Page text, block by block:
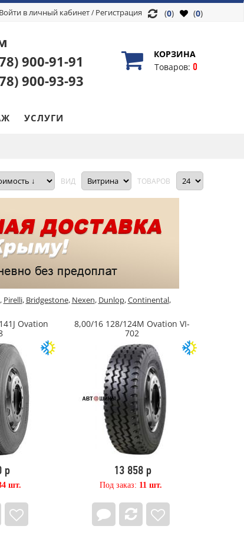
Войти в личный кабинет/ Регистрация (0)
(0)
900-91-91
900-93-93
КОРЗИНА
Товаров: 0
УСЛУГИ
ВИД ТОВАРОВ
, Pirelli, Bridgestone, Nexen, Dunlop,Continental,
Ovation
р
шт.
8,00/16 128/124M Ovation VI-
702
13 858 р
Под заказ: 11 шт.